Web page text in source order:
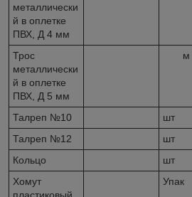
металлически
й в оплетке
ПВХ, Д 4 мм
Трос
металлически
й в оплетке
ПВХ, Д 5 мм
м
Талреп №10 шт
Талреп №12
шт
Кольцо
шт
Хомут
пластиковый
Упак